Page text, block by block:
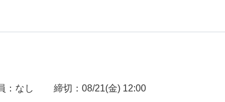
：なし 締切：08/21(金) 12:00